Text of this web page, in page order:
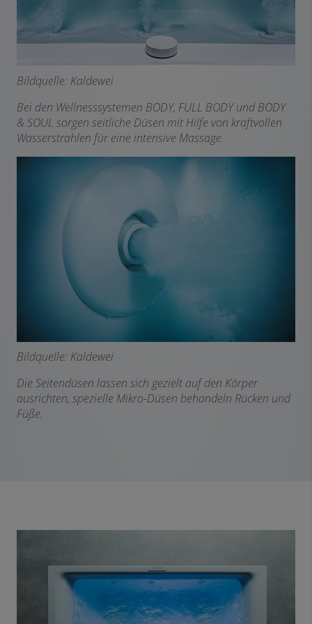
Bildquelle: Kaldewei
Bei den Wellnesssystemen BODY, FULL BODY und BODY
& SOUL sorgen seitliche Düsen mit Hilfe von kraftvollen
Wasserstrahlen für eine intensive Massage.
Bildquelle: Kaldewei
Die Seitendüsen lassen sich gezielt auf den Körper
ausrichten, spezielle Mikro-Düsen behandeln Rücken und
Füße.